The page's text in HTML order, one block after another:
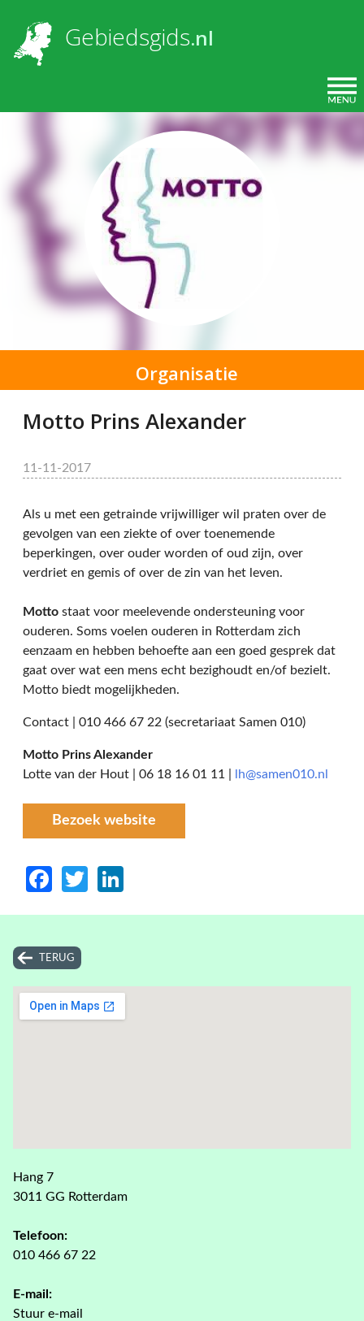
Organisatie
Gebiedsgids.nl
TERUG
Hang 7
3011 GG Rotterdam
Telefoon:
010 466 67 22
E-mail:
Stuur e-mail
Motto Prins Alexander
11-11-2017
Als u met een getrainde vrijwilliger wil praten over de
gevolgen van een ziekte of over toenemende
beperkingen, over ouder worden of oud zijn, over
verdriet en gemis of over de zin van het leven.
Motto staat voor meelevende ondersteuning voor
ouderen. Soms voelen ouderen in Rotterdam zich
eenzaam en hebben behoefte aan een goed gesprek dat
gaat over wat een mens echt bezighoudt en/of bezielt.
Motto biedt mogelijkheden.
Contact | 010 466 67 22 (secretariaat Samen 010)
Motto Prins Alexander
Lotte van der Hout | 06 18 16 01 11 |
lh@samen010.nl
Bezoek website
Facebook
Twitter